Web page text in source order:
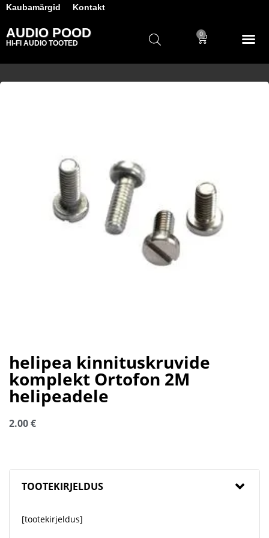
Kaubamärgid Kontakt
AUDIO POOD
HI-FI AUDIO TOOTED
0
helipea kinnituskruvide
komplekt Ortofon 2M
helipeadele
2.00€
TOOTEKIRJELDUS
[tootekirjeldus]